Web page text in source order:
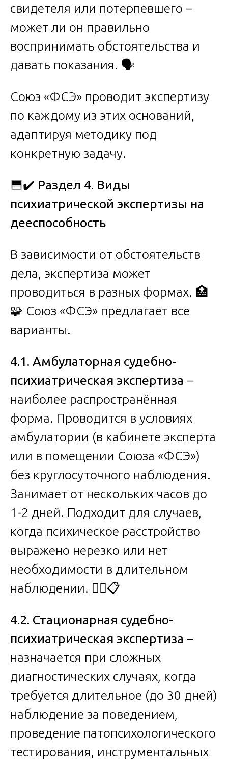
свидетеля или потерпевшего –
может ли он правильно
воспринимать обстоятельства и
давать показания. 🗣️
Союз «ФСЭ» проводит экспертизу
по каждому из этих оснований,
адаптируя методику под
конкретную задачу.
🟦✔️ Раздел 4. Виды
психиатрической экспертизы на
дееспособность
В зависимости от обстоятельств
дела, экспертиза может
проводиться в разных формах. 🏥
🧩 Союз «ФСЭ» предлагает все
варианты.
4.1. Амбулаторная судебно-
психиатрическая экспертиза –
наиболее распространённая
форма. Проводится в условиях
амбулатории (в кабинете эксперта
или в помещении Союза «ФСЭ»)
без круглосуточного наблюдения.
Занимает от нескольких часов до
1-2 дней. Подходит для случаев,
когда психическое расстройство
выражено нерезко или нет
необходимости в длительном
наблюдении. 👨‍⚕️📋
4.2. Стационарная судебно-
психиатрическая экспертиза –
назначается при сложных
диагностических случаях, когда
требуется длительное (до 30 дней)
наблюдение за поведением,
проведение патопсихологического
тестирования, инструментальных